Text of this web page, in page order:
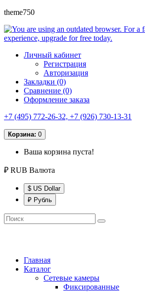
theme750
Личный кабинет
Регистрация
Авторизация
Закладки (0)
Сравнение (0)
Оформление заказа
+7 (495) 772-26-32, +7 (926) 730-13-31
Корзина: 0
Ваша корзина пуста!
₽ RUB Валюта
$ US Dollar
₽ Рубль
Главная
Каталог
Сетевые камеры
Фиксированные